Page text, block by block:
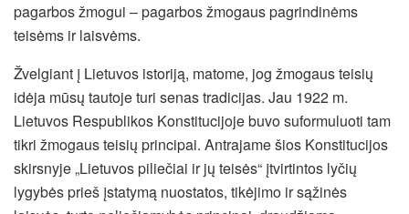
pagarbos žmogui – pagarbos žmogaus pagrindinėms
teisėms ir laisvėms.
Žvelgiant į Lietuvos istoriją, matome, jog žmogaus teisių
idėja mūsų tautoje turi senas tradicijas. Jau 1922 m.
Lietuvos Respublikos Konstitucijoje buvo suformuluoti tam
tikri žmogaus teisių principai. Antrajame šios Konstitucijos
skirsnyje „Lietuvos piliečiai ir jų teisės“ įtvirtintos lyčių
lygybės prieš įstatymą nuostatos, tikėjimo ir sąžinės